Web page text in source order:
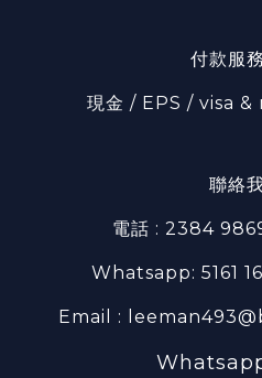
付款服
現金 / EPS / visa
聯絡
電話 : 2384
Whatsapp: 5161
Email :